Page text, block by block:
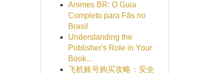
Animes BR: O Guia
Completo para Fãs no
Brasil
Understanding the
Publisher's Role in Your
Book...
飞机账号购买攻略：安全